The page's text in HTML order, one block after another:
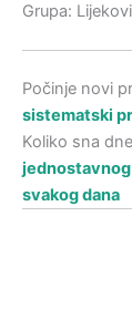
Grupa:
Počinje novi
sistematski
Koliko sna
svakog dana